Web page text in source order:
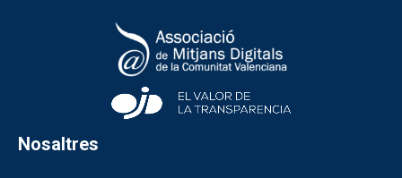
Nosaltres